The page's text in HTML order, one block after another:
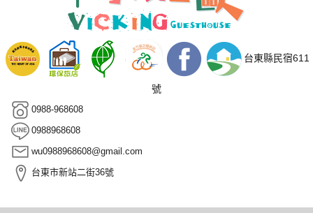
台東縣民宿611
號
0988-968608
0988968608
wu0988968608@gmail.com
台東市新站二街36號